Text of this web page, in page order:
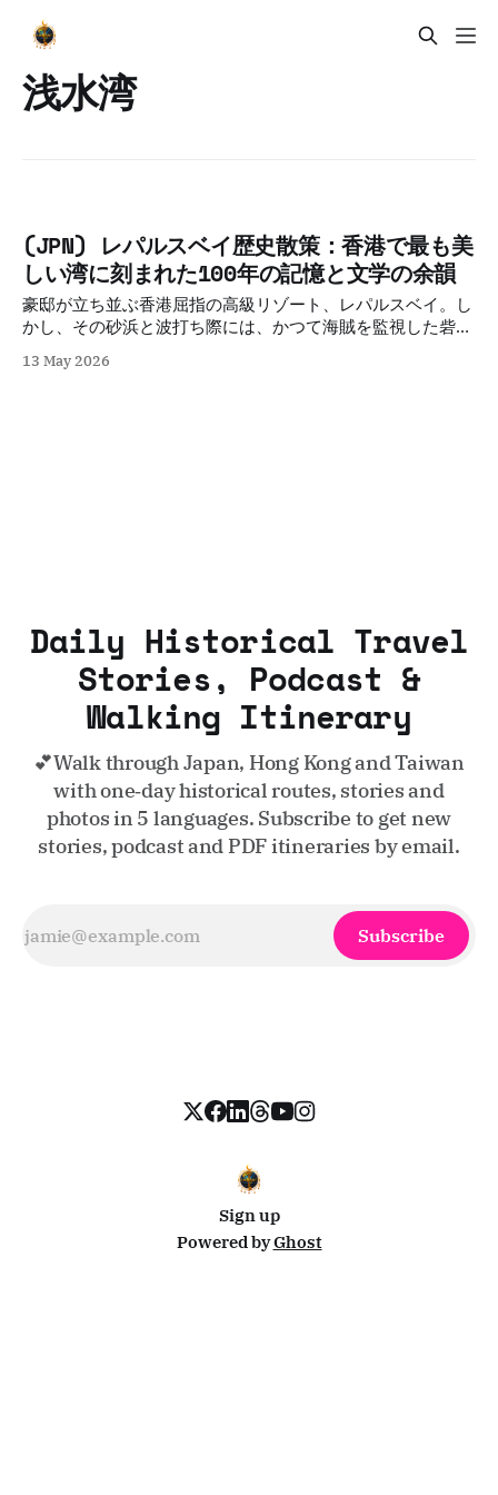
浅水湾
(JPN) レパルスベイ歴史散策：香港で最も美
しい湾に刻まれた100年の記憶と文学の余韻
豪邸が立ち並ぶ香港屈指の高級リゾート、レパルスベイ。し
かし、その砂浜と波打ち際には、かつて海賊を監視した砦
漂う文学の香りが今も息づいています。華やかさの裏側にあ
13 May 2026
Daily Historical Travel
Stories, Podcast &
Walking Itinerary
💕Walk through Japan, Hong Kong and Taiwan
with one‑day historical routes, stories and
photos in 5 languages. Subscribe to get new
stories, podcast and PDF itineraries by email.
Subscribe
Sign up
Powered byGhost